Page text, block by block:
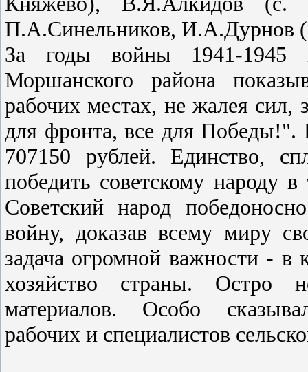
П.А.Синельников, И.А.Дурнов
За годы войны 1941-1945
Моршанского района
рабочих местах, не жалея сил,
для фронта, все для
707150 рублей. Единство,
победить советскому народу
Советский народ
войну, доказав всему миру
задача огромной важности - в
хозяйство страны. Остро
материалов. Особо
рабочих и специалистов